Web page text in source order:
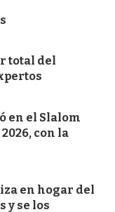
total del
en el Slalom
con la
en hogar del
y se los